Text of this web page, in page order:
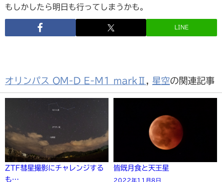
もしかしたら明日も行ってしまうかも。
LINE
オリンパス OM-D E-M1 markⅡ , 星空の関連記事
ZTF彗星撮影にチャレンジする
も…
皆既月食と天王星
2022年11月8日